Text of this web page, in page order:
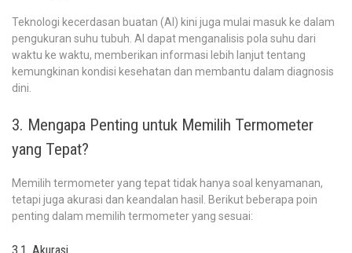
Teknologi kecerdasan buatan (AI) kini juga mulai masuk ke dalam
pengukuran suhu tubuh. AI dapat menganalisis pola suhu dari
waktu ke waktu, memberikan informasi lebih lanjut tentang
kemungkinan kondisi kesehatan dan membantu dalam diagnosis
dini.
3. Mengapa Penting untuk Memilih Termometer
yang Tepat?
Memilih termometer yang tepat tidak hanya soal kenyamanan,
tetapi juga akurasi dan keandalan hasil. Berikut beberapa poin
penting dalam memilih termometer yang sesuai: